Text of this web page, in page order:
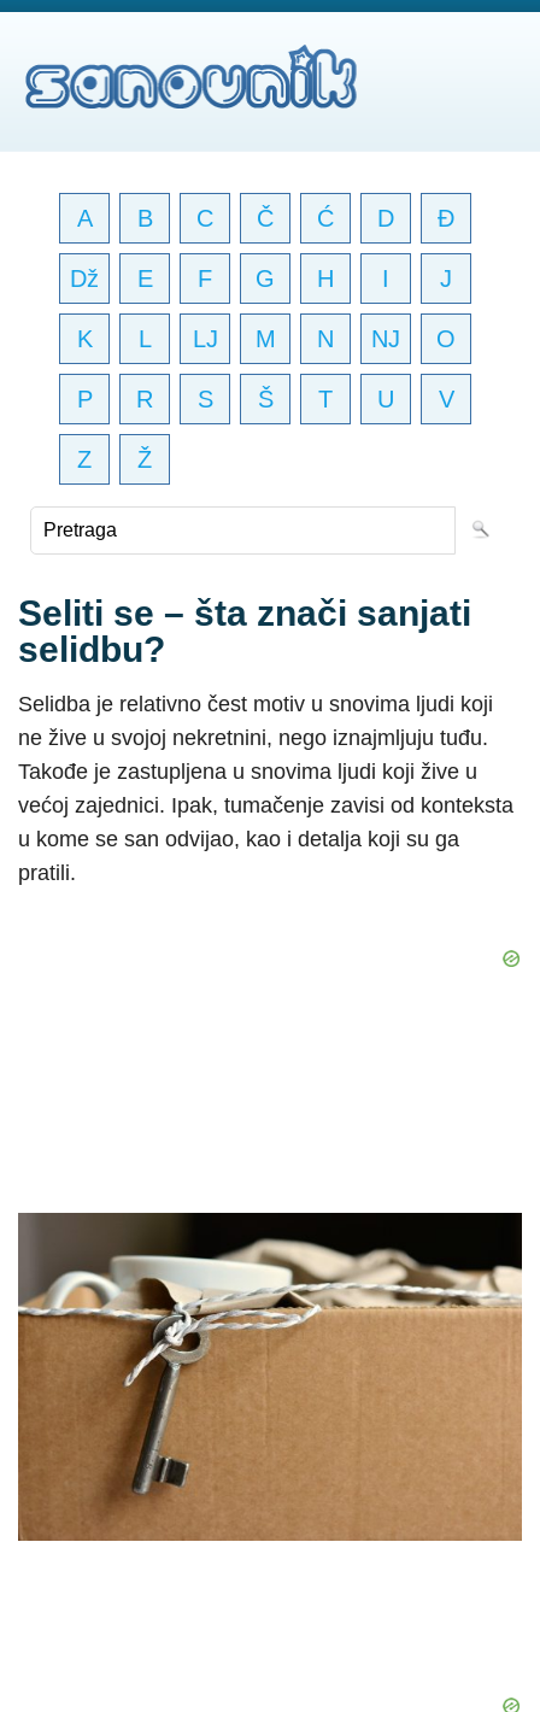
A B C Č Ć D Đ
Dž E F G H I J
K L LJ M N NJ O
P R S Š T U V
Z Ž
Seliti se – šta znači sanjati
selidbu?
Selidba je relativno čest motiv u snovima ljudi koji
ne žive u svojoj nekretnini, nego iznajmljuju tuđu.
Takođe je zastupljena u snovima ljudi koji žive u
većoj zajednici. Ipak, tumačenje zavisi od konteksta
u kome se san odvijao, kao i detalja koji su ga
pratili.